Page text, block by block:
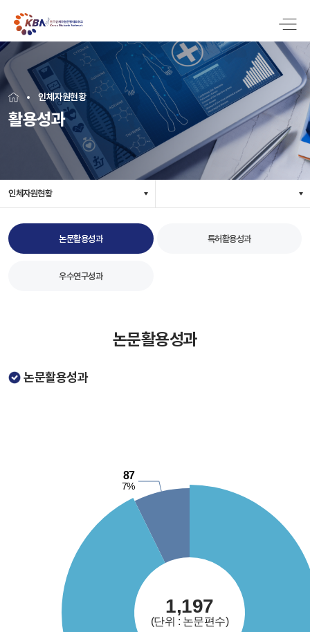
인체자원현황
활용성과
인체자원현황
논문활용성과 특허활용성과
우수연구성과
논문활용성과
논문활용성과